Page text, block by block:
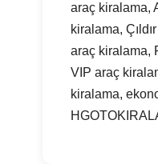
araç kiralama,
kiralama,
araç kiralama,
VIP araç
kiralama,